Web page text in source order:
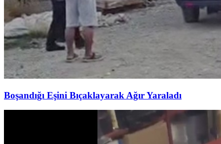
Boşandığı Eşini Bıçaklayarak Ağır Yaraladı